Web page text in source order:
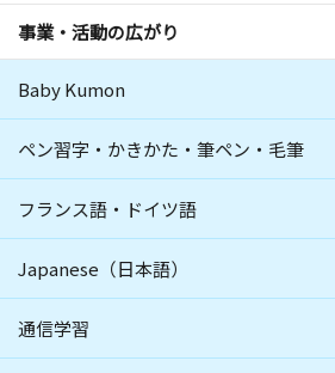
事業・活動の広がり
Baby Kumon
ペン習字・かきかた・筆ペン・毛筆
フランス語・ドイツ語
Japanese（日本語）
通信学習